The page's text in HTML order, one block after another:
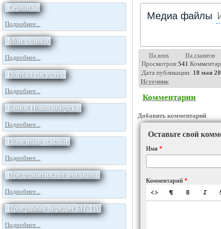
Сервисы
Подробнее...
Мои садики
Подробнее...
Портал госуслуг
Подробнее...
Банки Новосибирска
Подробнее...
Полезные ссылки
Подробнее...
Предприятия,организации
Подробнее...
Программа передач БН-ТВ
Подробнее...
Медиа файлы
На верх На главную
Просмотров:541
Дата публикации: 18 мая
Источник
Комментарии
Добавить комментарий
Оставьте свой
Имя *
Комментарий *